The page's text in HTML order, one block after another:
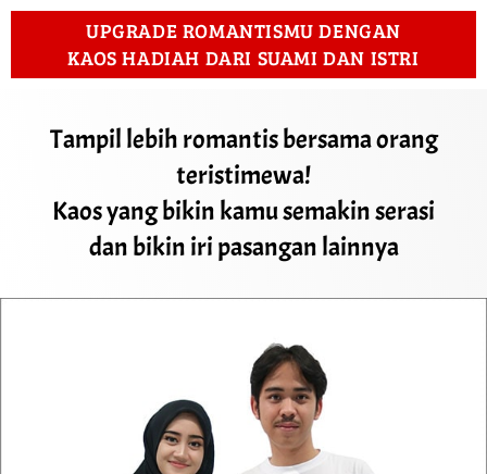
UPGRADE ROMANTISMU DENGAN
KAOS HADIAH DARI SUAMI DAN ISTRI
Tampil lebih romantis bersama orang
teristimewa!
Kaos yang bikin kamu semakin serasi
dan bikin iri pasangan lainnya